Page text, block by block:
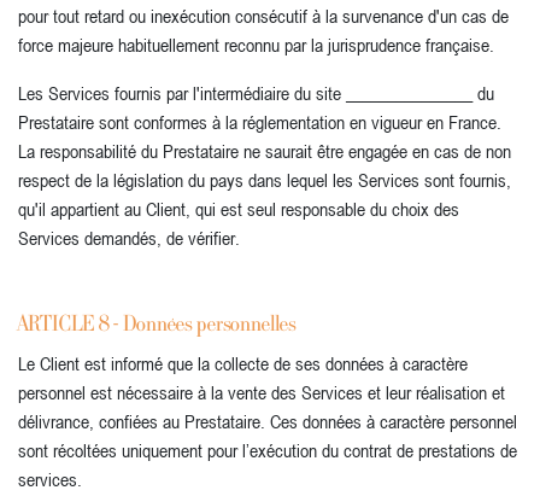
pour tout retard ou inexécution consécutif à la survenance d'un cas de
force majeure habituellement reconnu par la jurisprudence française.
Les Services fournis par l'intermédiaire du site _______________ du
Prestataire sont conformes à la réglementation en vigueur en France.
La responsabilité du Prestataire ne saurait être engagée en cas de non
respect de la législation du pays dans lequel les Services sont fournis,
qu'il appartient au Client, qui est seul responsable du choix des
Services demandés, de vérifier.
ARTICLE 8 - Données personnelles
Le Client est informé que la collecte de ses données à caractère
personnel est nécessaire à la vente des Services et leur réalisation et
délivrance, confiées au Prestataire. Ces données à caractère personnel
sont récoltées uniquement pour l’exécution du contrat de prestations de
services.